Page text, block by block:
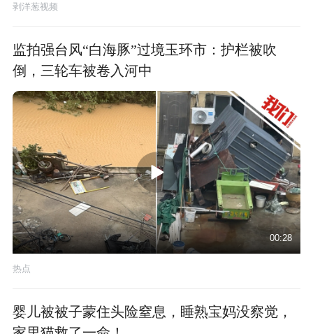
剥洋葱视频
监拍强台风“白海豚”过境玉环市：护栏被吹
倒，三轮车被卷入河中
00:28
热点
婴儿被被子蒙住头险窒息，睡熟宝妈没察觉，